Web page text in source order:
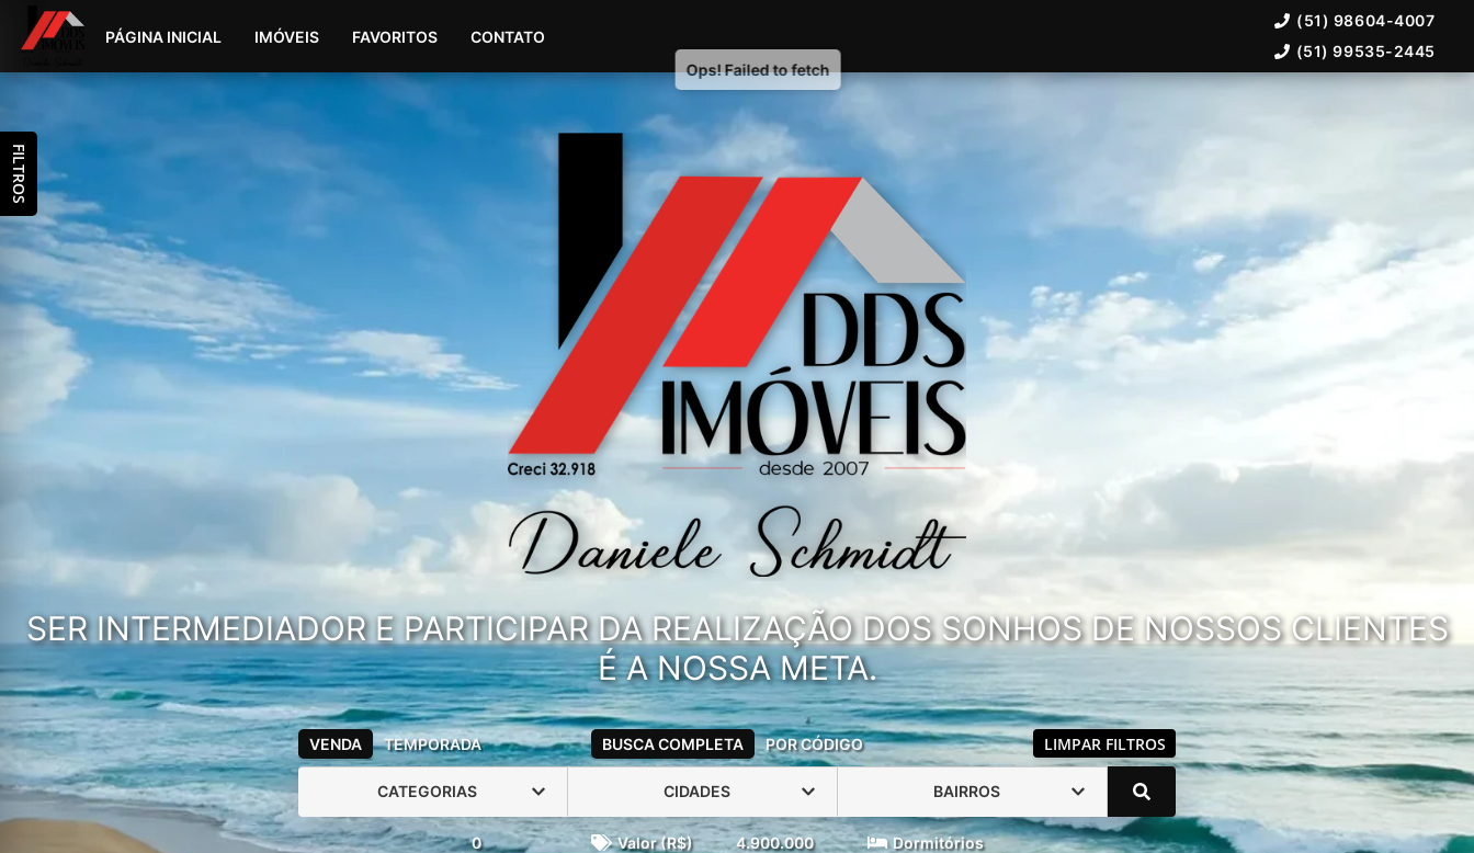
PÁGINA INICIAL IMÓVEIS FAVORITOS CONTATO
(51) 98604-4007
(51) 99535-2445
SER INTERMEDIADOR E PARTICIPAR DA REALIZAÇÃO DOS SONHOS DE NOSSOS CLIENTES
É A NOSSA META.
VENDA TEMPORADA BUSCA COMPLETA POR CÓDIGO LIMPAR FILTROS
CATEGORIAS CIDADES BAIRROS
0 Valor (R$) 4.900.000 Dormitórios
FILTROS